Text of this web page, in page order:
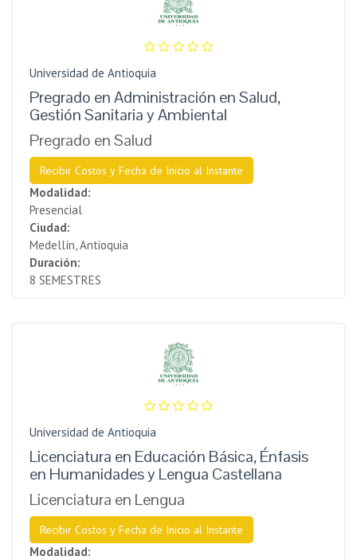
Universidad de Antioquia
Pregrado en Administración en Salud,
Gestión Sanitaria y Ambiental
Pregrado en Salud
Recibir Costos y Fecha de Inicio al Instante
Modalidad:
Presencial
Ciudad:
Medellín, Antioquia
Duración:
8 SEMESTRES
Universidad de Antioquia
Licenciatura en Educación Básica, Énfasis
en Humanidades y Lengua Castellana
Licenciatura en Lengua
Recibir Costos y Fecha de Inicio al Instante
Modalidad: